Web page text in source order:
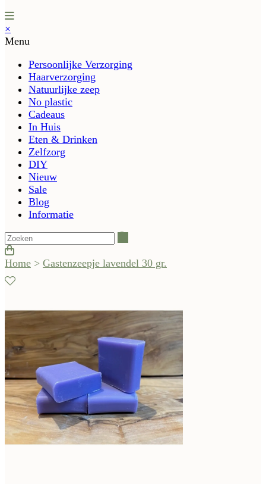
×
Menu
Persoonlijke Verzorging
Haarverzorging
Natuurlijke zeep
No plastic
Cadeaus
In Huis
Eten & Drinken
Zelfzorg
DIY
Nieuw
Sale
Blog
Informatie
Home > Gastenzeepje lavendel 30 gr.